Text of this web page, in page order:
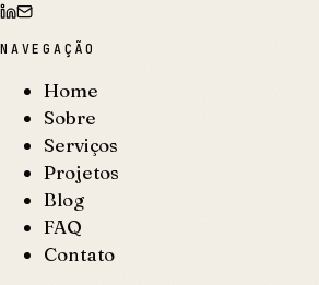
NAVEGAÇÃO
Home
Sobre
Serviços
Projetos
Blog
FAQ
Contato